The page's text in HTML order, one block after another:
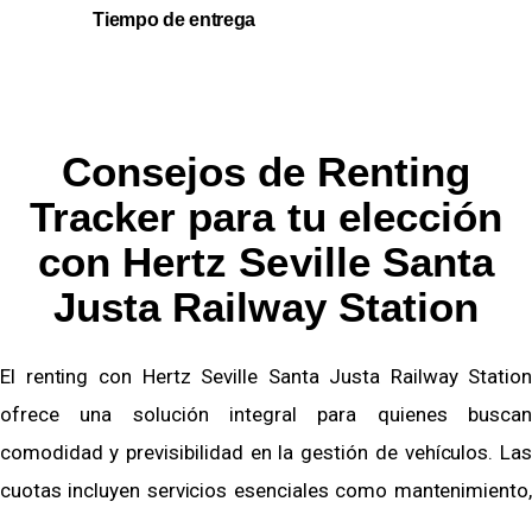
Tiempo de entrega
Consejos de Renting
Tracker para tu elección
con Hertz Seville Santa
Justa Railway Station
El renting con Hertz Seville Santa Justa Railway Station
ofrece una solución integral para quienes buscan
comodidad y previsibilidad en la gestión de vehículos. Las
cuotas incluyen servicios esenciales como mantenimiento,